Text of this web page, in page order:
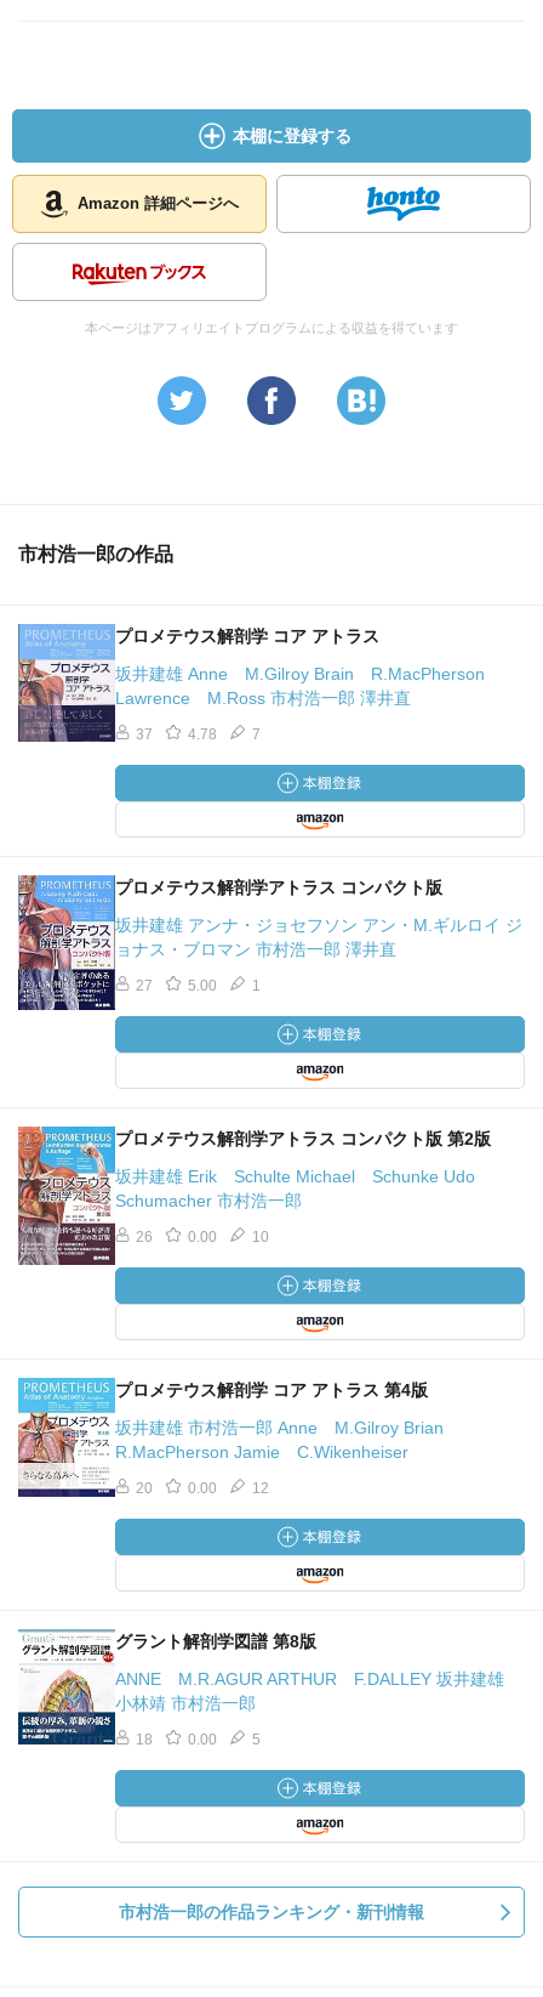
本棚に登録する
Amazon 詳細ページへ
本ページはアフィリエイトプログラムによる収益を得ています
市村浩一郎の作品
プロメテウス解剖学 コア アトラス
坂井建雄 Anne M.Gilroy Brain R.MacPherson
Lawrence M.Ross 市村浩一郎 澤井直
37 4.78 7
プロメテウス解剖学アトラス コンパクト版
坂井建雄 アンナ・ジョセフソン アン・M.ギルロイ ジ
ョナス・ブロマン 市村浩一郎 澤井直
27 5.00 1
プロメテウス解剖学アトラス コンパクト版 第2版
坂井建雄 Erik Schulte Michael Schunke Udo
Schumacher 市村浩一郎
26 0.00 10
プロメテウス解剖学 コア アトラス 第4版
坂井建雄 市村浩一郎 Anne M.Gilroy Brian
R.MacPherson Jamie C.Wikenheiser
20 0.00 12
グラント解剖学図譜 第8版
ANNE M.R.AGUR ARTHUR F.DALLEY 坂井建雄
小林靖 市村浩一郎
18 0.00 5
市村浩一郎の作品ランキング・新刊情報